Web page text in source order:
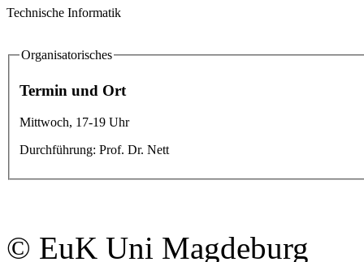
Technische Informatik
Organisatorisches
Termin und Ort
Mittwoch, 17-19 Uhr
Durchführung: Prof. Dr. Nett
© EuK Uni Magdeburg